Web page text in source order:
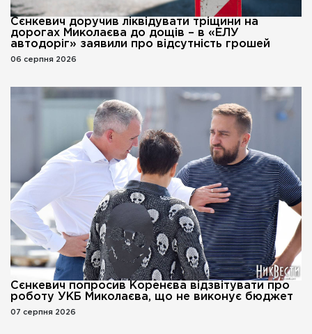
Сєнкевич доручив ліквідувати тріщини на
дорогах Миколаєва до дощів – в «ЕЛУ
автодоріг» заявили про відсутність грошей
06 серпня 2026
Сєнкевич попросив Коренєва відзвітувати про
роботу УКБ Миколаєва, що не виконує бюджет
07 серпня 2026